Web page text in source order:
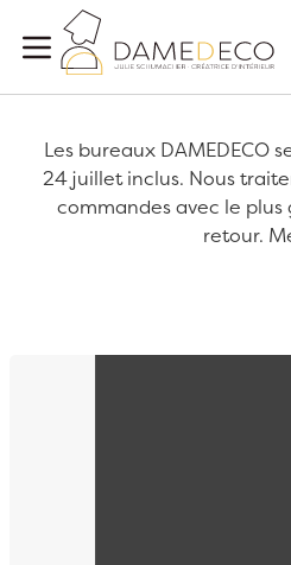
Aller au contenu
Les bureaux DAMEDECO
24 juillet inclus. Nous
commandes avec le plus
retour.